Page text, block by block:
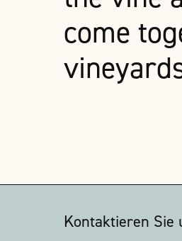
come
Kontaktieren Sie